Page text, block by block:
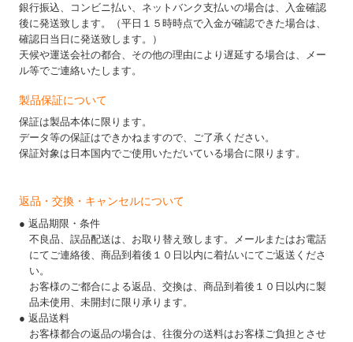
銀行振込、コンビニ払い、ネットバンク支払いの場合は、入金確認
後に発送致します。（平日１５時時点で入金が確認できた場合は、
確認日当日に発送致します。）
天候や運送会社の都合、その他の理由により遅延する場合は、メー
ル等でご連絡いたします。
製品保証について
保証は製品本体に限ります。
データ等の保証はできかねますので、ご了承ください。
保証対象は日本国内でご使用いただいている場合に限ります。
返品・交換・キャンセルについて
● 返品期限・条件
不良品、誤品配送は、お取り替え致します。メールまたはお電話
にてご連絡後、商品到着後１０日以内に着払いにてご返送くださ
い。
お客様のご都合による返品、交換は、商品到着後１０日以内に製
品未使用、未開封に限り承ります。
● 返品送料
お客様都合の返品の場合は、往復分の送料はお客様ご負担とさせ